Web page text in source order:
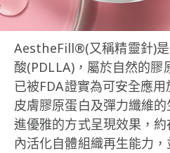
AestheFill®(又稱精靈針)
酸(PDLLA)，屬於自然的膠
已被FDA證實為可安全應
皮膚膠原蛋白及彈力纖維
進優雅的方式呈現效果，
內活化自體組織再生能力